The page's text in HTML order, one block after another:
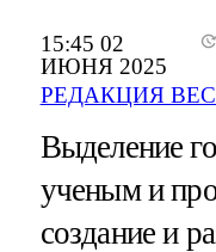
15:45 02
ИЮНЯ 2025
РЕДАКЦИЯ
Выделение
ученым и
создание и